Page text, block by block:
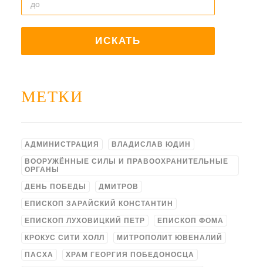
МЕТКИ
АДМИНИСТРАЦИЯ ВЛАДИСЛАВ ЮДИН
ВООРУЖЁННЫЕ СИЛЫ И ПРАВООХРАНИТЕЛЬНЫЕ
ОРГАНЫ
ДЕНЬ ПОБЕДЫ ДМИТРОВ
ЕПИСКОП ЗАРАЙСКИЙ КОНСТАНТИН
ЕПИСКОП ЛУХОВИЦКИЙ ПЕТР ЕПИСКОП ФОМА
КРОКУС СИТИ ХОЛЛ МИТРОПОЛИТ ЮВЕНАЛИЙ
ПАСХА ХРАМ ГЕОРГИЯ ПОБЕДОНОСЦА